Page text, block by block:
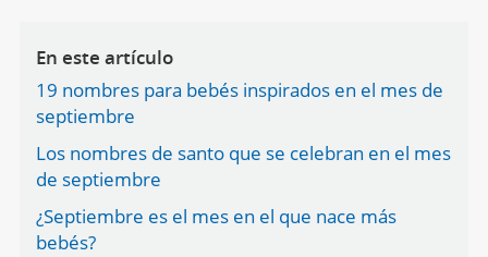
En este artículo
19 nombres para bebés inspirados en el mes de
septiembre
Los nombres de santo que se celebran en el mes
de septiembre
¿Septiembre es el mes en el que nace más
bebés?